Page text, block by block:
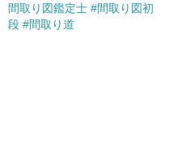
間取り図鑑定士 #間取り図初
段 #間取り道